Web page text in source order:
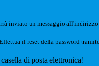
inviato un messaggio
il reset della password
di posta elettronica!